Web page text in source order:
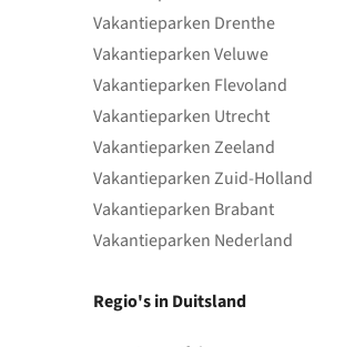
Vakantieparken Drenthe
Vakantieparken Veluwe
Vakantieparken Flevoland
Vakantieparken Utrecht
Vakantieparken Zeeland
Vakantieparken Zuid-Holland
Vakantieparken Brabant
Vakantieparken Nederland
Regio's in Duitsland